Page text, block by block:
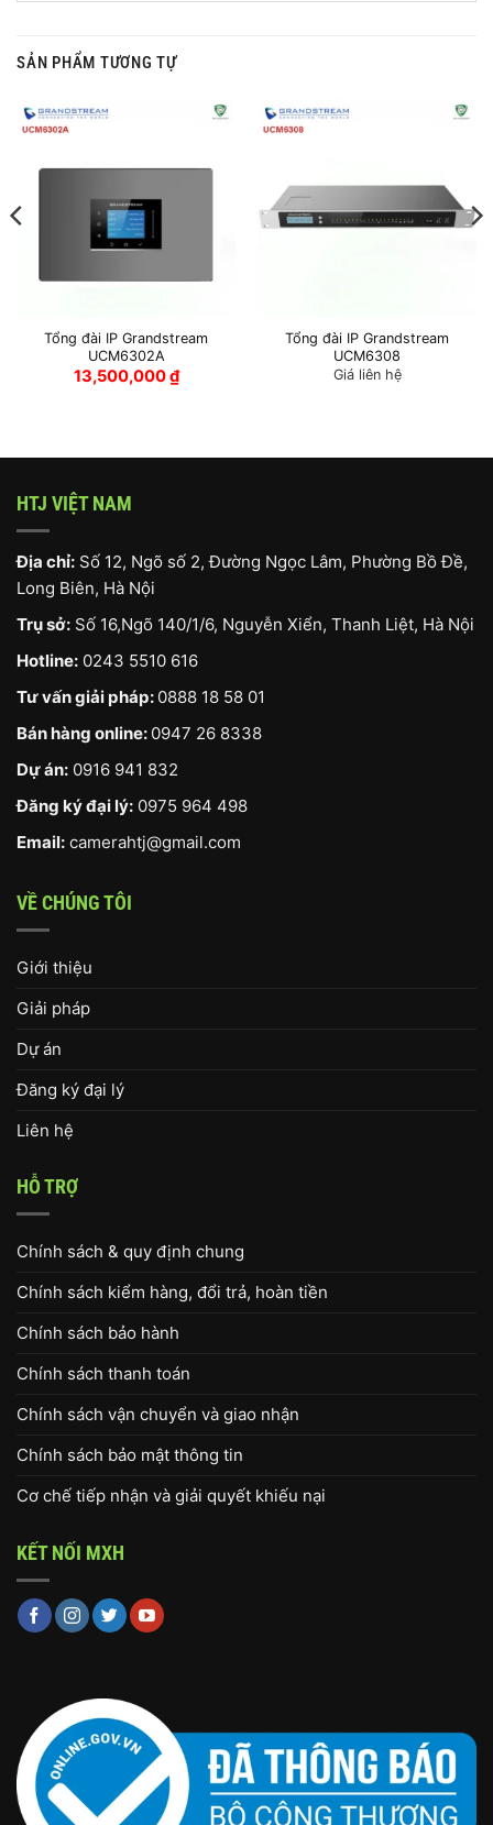
SẢN PHẨM TƯƠNG TỰ
Tổng đài IP Grandstream
UCM6302A
13,500,000₫
Tổng đài IP Grandstream
UCM6308
Giá liên hệ
HTJ VIỆT NAM
Địa chỉ: Số 12, Ngõ số 2, Đường Ngọc Lâm, Phường Bồ Đề,
Long Biên, Hà Nội
Trụ sở: Số 16,Ngõ 140/1/6, Nguyễn Xiển, Thanh Liệt, Hà Nội
Hotline: 0243 5510 616
Tư vấn giải pháp: 0888 18 58 01
Bán hàng online: 0947 26 8338
Dự án: 0916 941 832
Đăng ký đại lý: 0975 964 498
Email: camerahtj@gmail.com
VỀ CHÚNG TÔI
Giới thiệu
Giải pháp
Dự án
Đăng ký đại lý
Liên hệ
HỖ TRỢ
Chính sách & quy định chung
Chính sách kiểm hàng, đổi trả, hoàn tiền
Chính sách bảo hành
Chính sách thanh toán
Chính sách vận chuyển và giao nhận
Chính sách bảo mật thông tin
Cơ chế tiếp nhận và giải quyết khiếu nại
KẾT NỐI MXH